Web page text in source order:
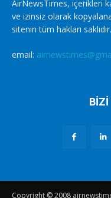
AirNewsTimes, içerikleri
ve izinsiz olarak
sitenin tüm hakları saklıdır.
email:
BİZİ
Copyright © 2008